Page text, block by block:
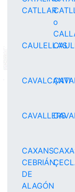
CATLLAR
o
CAULELLAS
CAVALCANTI
CAVALLERS
CAXANS
CEBRIÁN
DE
ALAGÓN